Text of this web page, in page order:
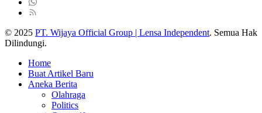
© 2025 PT. Wijaya Official Group | Lensa Independent. Semua Hak
Dilindungi.
Home
Buat Artikel Baru
Aneka Berita
Olahraga
Politics